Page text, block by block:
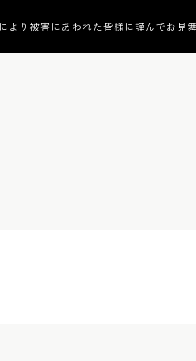
より被害にあわれた皆様に謹んでお見